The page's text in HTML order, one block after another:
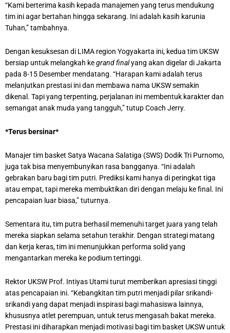
“Kami berterima kasih kepada manajemen yang terus mendukung
tim ini agar bertahan hingga sekarang. Ini adalah kasih karunia
Tuhan,” tambahnya.
Dengan kesuksesan di LIMA region Yogyakarta ini, kedua tim UKSW
bersiap untuk melangkah kegrand finalyang akan digelar di Jakarta
pada 8-15 Desember mendatang. “Harapan kami adalah terus
melanjutkan prestasi ini dan membawa nama UKSW semakin
dikenal. Tapi yang terpenting, perjalanan ini membentuk karakter dan
semangat anak muda yang tangguh,” tutup Coach Jerry.
*Terus bersinar*
Manajer tim basket Satya Wacana Salatiga (SWS) Dodik Tri Purnomo,
juga tak bisa menyembunyikan rasa bangganya. “Ini adalah
gebrakan baru bagi tim putri. Prediksi kami hanya di peringkat tiga
atau empat, tapi mereka membuktikan diri dengan melaju ke final. Ini
pencapaian luar biasa,” tuturnya.
Sementara itu, tim putra berhasil memenuhi target juara yang telah
mereka siapkan selama setahun terakhir. Dengan strategi matang
dan kerja keras, tim ini menunjukkan performa solid yang
mengantarkan mereka ke podium tertinggi.
Rektor UKSW Prof. Intiyas Utami turut memberikan apresiasi tinggi
atas pencapaian ini. “Kebangkitan tim putri menjadi pilar srikandi-
srikandi yang dapat menjadi inspirasi bagi mahasiswa lainnya,
khususnya atlet perempuan, untuk terus mengasah bakat mereka.
Prestasi ini diharapkan menjadi motivasi bagi tim basket UKSW untuk